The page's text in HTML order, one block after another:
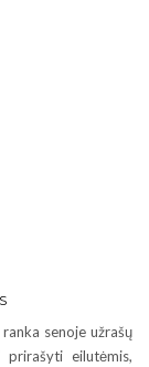
senoje užrašų
eilutėmis,